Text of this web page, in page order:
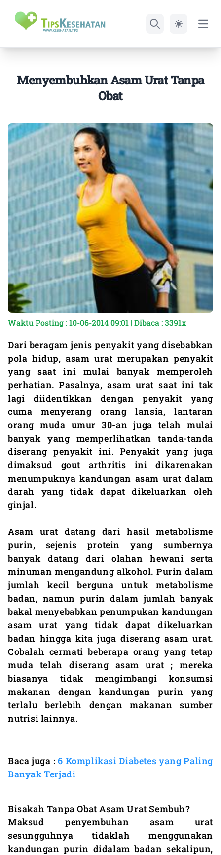
Menyembuhkan Asam Urat Tanpa
Obat
Waktu Posting : 10-06-2014 09:01 | Dibaca : 3391x
Dari beragam jenis penyakit yang disebabkan
pola hidup, asam urat merupakan penyakit
yang saat ini mulai banyak memperoleh
perhatian. Pasalnya, asam urat saat ini tak
lagi diidentikkan dengan penyakit yang
cuma menyerang orang lansia, lantaran
orang muda umur 30-an juga telah mulai
banyak yang memperlihatkan tanda-tanda
diserang penyakit ini. Penyakit yang juga
dimaksud gout arthritis ini dikarenakan
menumpuknya kandungan asam urat dalam
darah yang tidak dapat dikeluarkan oleh
ginjal.
Asam urat datang dari hasil metabolisme
purin, sejenis protein yang sumbernya
banyak datang dari olahan hewani serta
minuman mengandung alkohol. Purin dalam
jumlah kecil berguna untuk metabolisme
badan, namun purin dalam jumlah banyak
bakal menyebabkan penumpukan kandungan
asam urat yang tidak dapat dikeluarkan
badan hingga kita juga diserang asam urat.
Cobalah cermati beberapa orang yang tetap
muda telah diserang asam urat ; mereka
biasanya tidak mengimbangi konsumsi
makanan dengan kandungan purin yang
terlalu berlebih dengan makanan sumber
nutrisi lainnya.
Baca juga : 6 Komplikasi Diabetes yang Paling
Banyak Terjadi
Bisakah Tanpa Obat Asam Urat Sembuh?
Maksud penyembuhan asam urat
sesungguhnya tidaklah menggunakan
kandungan purin didalam badan sekalipun,